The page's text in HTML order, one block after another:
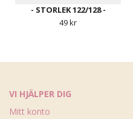
- STORLEK 122/128 -
49 kr
VI HJÄLPER DIG
Mitt konto